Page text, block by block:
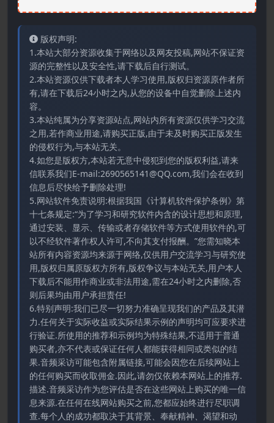
版权声明:
1.本站大部分资源收集于网络以及网友投稿,网站不保证资
源的完整性以及安全性,请下载后自行测试。
2.本站资源仅供下载者本人学习使用,版权归资源原作者所
有,请在下载后24小时之内,从您的设备中自觉删除上述内
容。
3.本站纯属为分享资源站点,网站内所有资源仅供学习交流
之用,若作商业用途,请购买正版,由于未及时购买正版发生
的侵权行为,与本站无关。
4.如您是版权方,本站若无意中侵犯到您的版权利益,请来
信联系我们E-mail:2690565141@QQ.com,我们会在收到
信息后尽快给予删除处理!
5.网站软件免责说明:根据我国《计算机软件保护条例》第
十七条规定:“为了学习和研究软件内含的设计思想和原理,
通过安装、显示、传输或者存储软件等方式使用软件的,可
以不经软件著作权人许可,不向其支付报酬。”您需知晓本
站所有内容资源均来源于网络,仅供用户交流学习与研究使
用,版权归属原版权方所有,版权争议与本站无关,用户本人
下载后不能用作商业或非法用途,需在24小时之内删除,否
则后果均由用户承担责任!
6.特别声明:我们已尽一切努力准确呈现我们的产品及其潜
力.任何关于实际收益或实际结果示例的声明均可应要求进
行验证.所使用的推荐和示例均为特殊结果,不适用于普通
购买者,亦不代表或保证任何人都能获得相同或类似的结
果.音频采访可能包含附属链接,可能会因您在后续网站上
的任何购买而收取佣金.因此,请勿仅依赖本网站上的推荐.
描述.音频采访作为您评估是否在这些网站上购买的唯一信
息来源.在任何在线网站购买之前,您都应始终进行尽职调
查.每个人的成功都取决于其背景、奉献精神、渴望和动